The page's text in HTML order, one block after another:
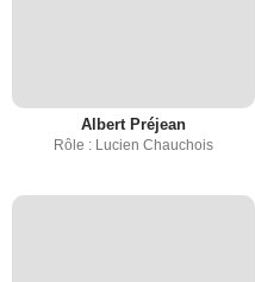
Albert Préjean
Rôle : Lucien Chauchois